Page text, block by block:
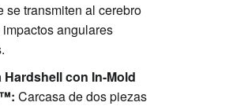
se transmiten al cerebro
angulares
con In-Mold
Carcasa de dos piezas